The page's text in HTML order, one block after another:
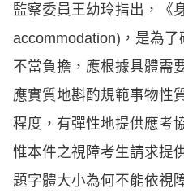
監察委員王幼玲指出，《
accommodation)，是為
不當負擔，應根據具體需
應實質地斟酌規範事物性
程度，有彈性地提供應考
惟本件之視障考生請求提
題字體大小為何不能依視